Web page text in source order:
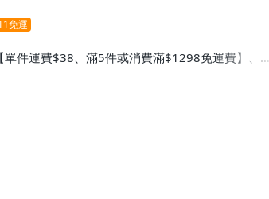
免運
單件運費$38、滿5件或消費滿$1298免運費】、7-
免運費】、萊爾富取貨付款【單件運費$60、滿5件
】、宅配/貨運【單件運費$120、滿5件或消費滿